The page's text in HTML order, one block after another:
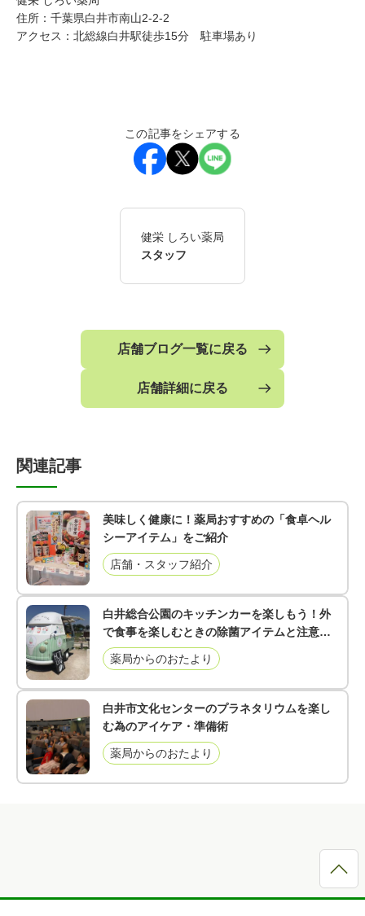
住所：千葉県白井市南山2-2-2
アクセス：北総線白井駅徒歩15分 駐車場あり
この記事をシェアする
健栄 しろい薬局
スタッフ
店舗ブログ一覧に戻る
店舗詳細に戻る
関連記事
美味しく健康に！薬局おすすめの「食卓ヘル
シーアイテム」をご紹介
店舗・スタッフ紹介
白井総合公園のキッチンカーを楽しもう！外
で食事を楽しむときの除菌アイテムと注意点
をご紹介。
薬局からのおたより
白井市文化センターのプラネタリウムを楽し
む為のアイケア・準備術
薬局からのおたより